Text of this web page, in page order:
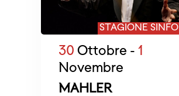
STAGIONE
30 Ottobre - 1
Novembre
MAHLER